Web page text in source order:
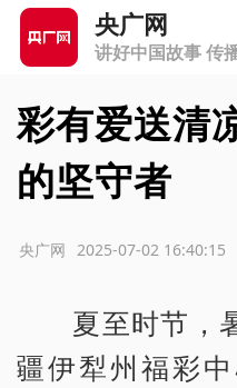
央广网
讲好中国故事 传
彩有爱送清
的坚守者
2025-07-02 16:40:15
央广网
夏至时节，
疆伊犁州福彩